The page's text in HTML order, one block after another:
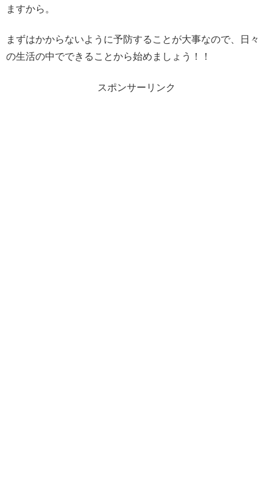
ますから。
まずはかからないように予防することが大事なので、日々
の生活の中でできることから始めましょう！！
スポンサーリンク